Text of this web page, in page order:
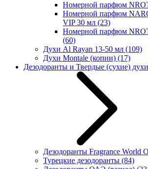
Номерной парфюм
Номерной парфюм
VIP 30 мл (23)
Номерной парфюм
(60)
Духи Al Rayan 13-50 мл (109)
Духи Montale (копии) (17)
Дезодоранты и Твердые (сухие) духи
Дезодоранты Fragrance World
Турецкие дезодоранты (84)